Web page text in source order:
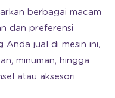
berbagai macam
dan preferensi
Anda jual di mesin ini,
minuman, hingga
atau aksesori